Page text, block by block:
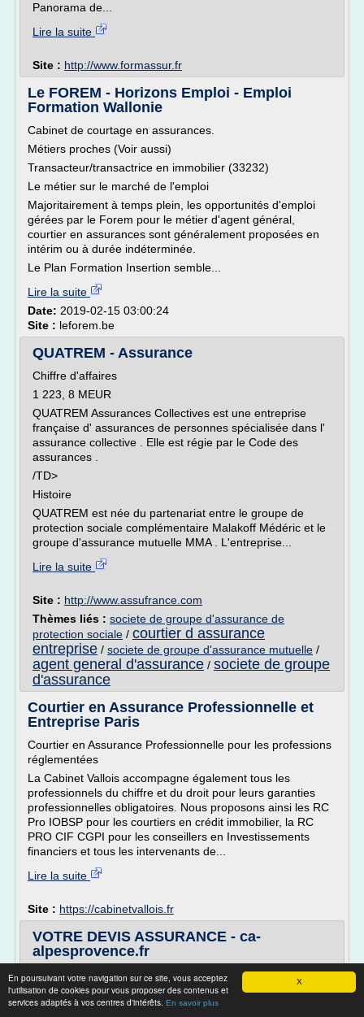
X
En poursuivant votre navigation sur ce site, vous acceptez
l'utilisation de cookies pour vous proposer des contenus et
services adaptés à vos centres d'intérêts. En savoir plus
Panorama de...
Lire la suite
Site : http://www.formassur.fr
Le FOREM - Horizons Emploi - Emploi
Formation Wallonie
Cabinet de courtage en assurances.
Métiers proches (Voir aussi)
Transacteur/transactrice en immobilier (33232)
Le métier sur le marché de l'emploi
Majoritairement à temps plein, les opportunités d'emploi
gérées par le Forem pour le métier d'agent général,
courtier en assurances sont généralement proposées en
intérim ou à durée indéterminée.
Le Plan Formation Insertion semble...
Lire la suite
Date: 2019-02-15 03:00:24
Site : leforem.be
QUATREM - Assurance
Chiffre d'affaires
1 223, 8 MEUR
QUATREM Assurances Collectives est une entreprise
française d' assurances de personnes spécialisée dans l'
assurance collective . Elle est régie par le Code des
assurances .
/TD>
Histoire
QUATREM est née du partenariat entre le groupe de
protection sociale complémentaire Malakoff Médéric et le
groupe d'assurance mutuelle MMA . L'entreprise...
Lire la suite
Site : http://www.assufrance.com
Thèmes liés : societe de groupe d'assurance de
protection sociale / courtier d assurance
entreprise / societe de groupe d'assurance mutuelle /
agent general d'assurance / societe de groupe
d'assurance
Courtier en Assurance Professionnelle et
Entreprise Paris
Courtier en Assurance Professionnelle pour les professions
réglementées
La Cabinet Vallois accompagne également tous les
professionnels du chiffre et du droit pour leurs garanties
professionnelles obligatoires. Nous proposons ainsi les RC
Pro IOBSP pour les courtiers en crédit immobilier, la RC
PRO CIF CGPI pour les conseillers en Investissements
financiers et tous les intervenants de...
Lire la suite
Site : https://cabinetvallois.fr
VOTRE DEVIS ASSURANCE - ca-
alpesprovence.fr
VOTRE DEVIS ASSURANCE
Réalisez en moins de 3 minutes votre devis assurance
santé